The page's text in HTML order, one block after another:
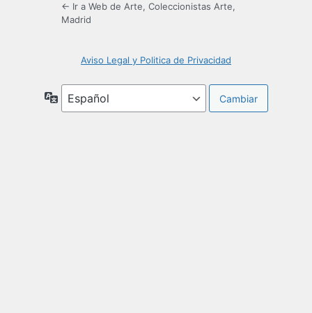
← Ir a Web de Arte, Coleccionistas Arte,
Madrid
Aviso Legal y Politica de Privacidad
Idioma